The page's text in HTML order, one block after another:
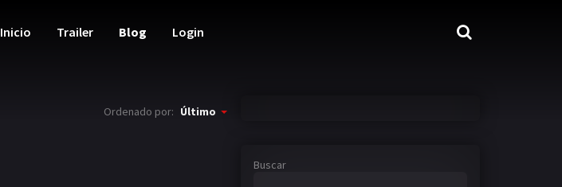
Inicio Trailer Blog Login
Ordenado por: Último
Buscar